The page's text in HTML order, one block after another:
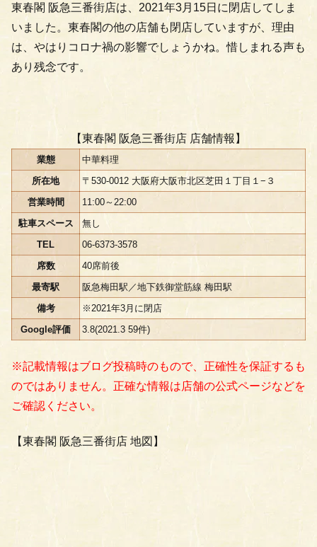
東春閣 阪急三番街店は、2021年3月15日に閉店してしま
いました。東春閣の他の店舗も閉店していますが、理由
は、やはりコロナ禍の影響でしょうかね。惜しまれる声も
あり残念です。
【東春閣 阪急三番街店 店舗情報】
業態
中華料理
所在地
〒530-0012 大阪府大阪市北区芝田１丁目１−３
営業時間
11:00～22:00
駐車スペース
無し
TEL
06-6373-3578
席数
40席前後
最寄駅
阪急梅田駅／地下鉄御堂筋線 梅田駅
備考
※2021年3月に閉店
Google評価
3.8(2021.3 59件)
※記載情報はブログ投稿時のもので、正確性を保証するも
のではありません。正確な情報は店舗の公式ページなどを
ご確認ください。
【東春閣 阪急三番街店 地図】